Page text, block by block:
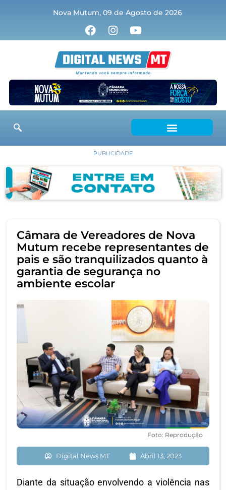
Nova Mutum, 09 de Agosto de 2026
PUBLICIDADE
Câmara de Vereadores de Nova
Mutum recebe representantes de
pais e são tranquilizados quanto à
garantia de segurança no
ambiente escolar
Foto: Reprodução
Digital News MT Abril 13, 2023
Diante da situação envolvendo a violência nas